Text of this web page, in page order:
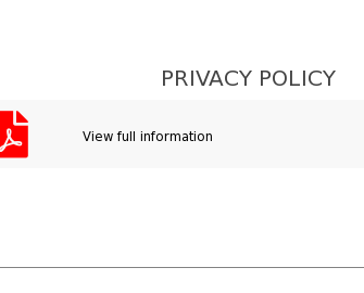
PRIVACY POLICY
View full information